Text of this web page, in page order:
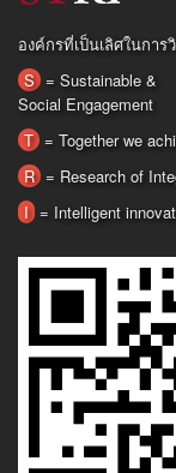
องค์กรที่เป็นเลิศในกา
S = Sustainable &
Social Engagement
T = Together we
R = Research of
I = Intelligent